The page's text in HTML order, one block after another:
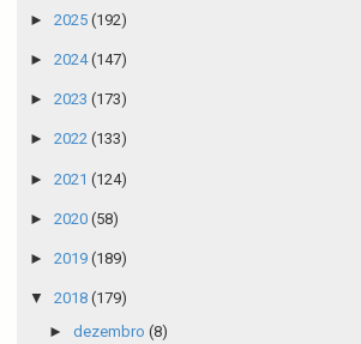
► 2025 (192)
► 2024(147)
► 2023 (173)
► 2022 (133)
► 2021 (124)
► 2020 (58)
► 2019 (189)
▼ 2018 (179)
► dezembro (8)